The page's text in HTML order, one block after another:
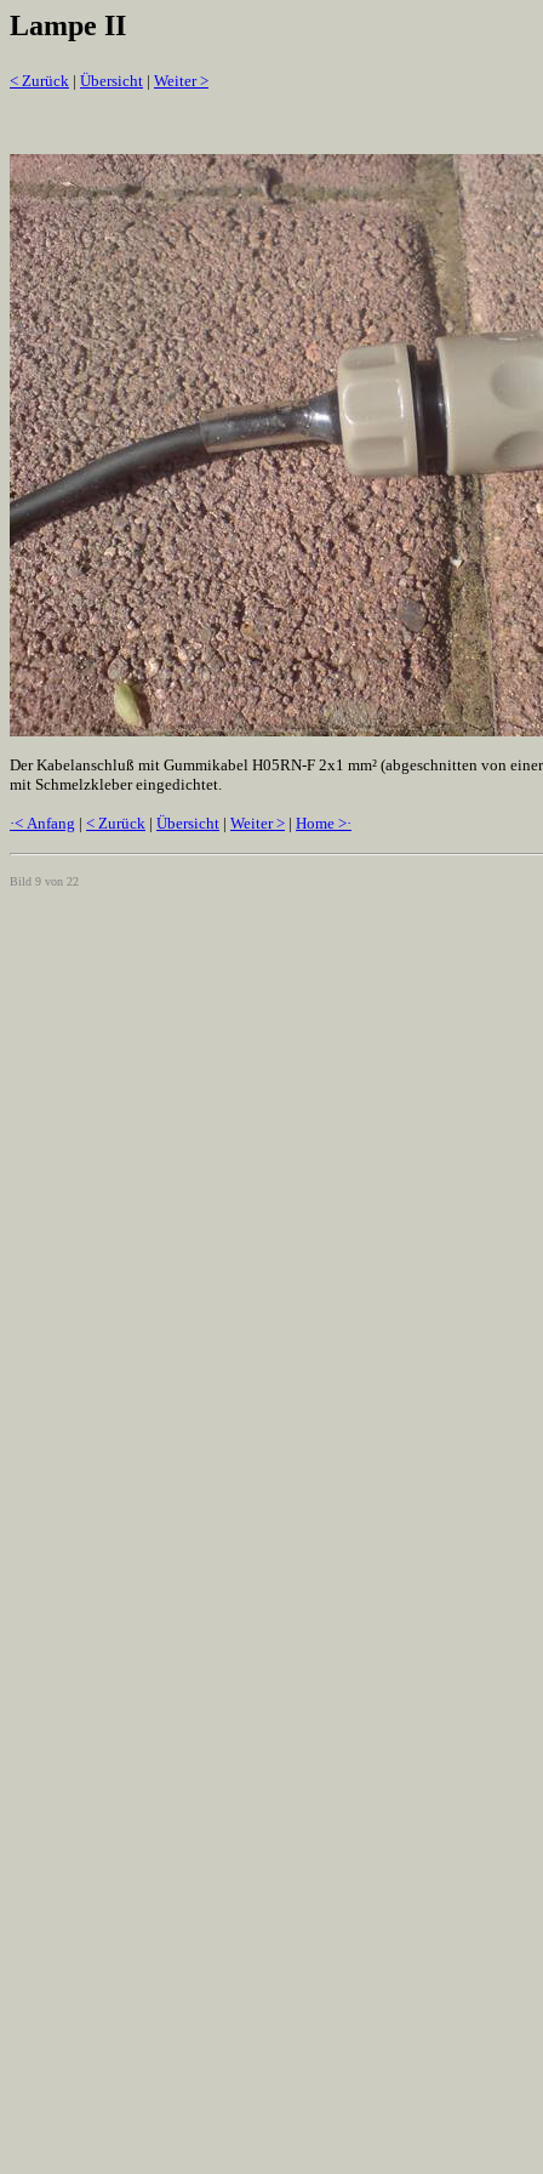
Lampe II
< Zurück | Übersicht | Weiter >
Der Kabelanschluß mit Gummikabel H05RN-F 2x1 mm² (abgeschnitten von
mit Schmelzkleber eingedichtet.
·< Anfang | < Zurück | Übersicht | Weiter > | Home >·
Bild 9 von 22